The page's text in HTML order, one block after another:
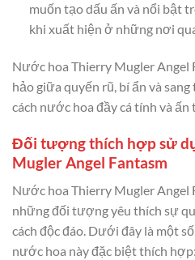
muốn tạo dấu ấn và nổi bật
khi xuất hiện ở những nơi
Nước hoa Thierry Mugler Angel
hảo giữa quyến rũ, bí ẩn và
cách nước hoa đầy cá tính và
Đối tượng thích hợp sử
Mugler Angel Fantasm
Nước hoa Thierry Mugler Angel
những đối tượng yêu thích sự
cách độc đáo. Dưới đây là một
nước hoa này đặc biệt thích hợp: